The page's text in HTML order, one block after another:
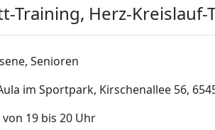
Training, Herz-
Senioren
im Sportpark, Kirschenallee 56,
19 bis 20 Uhr